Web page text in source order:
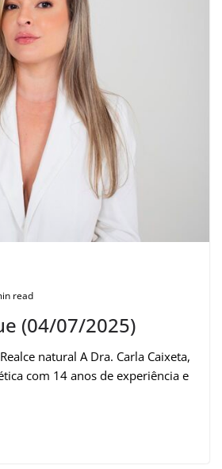
read
(04/07/2025)
natural A Dra. Carla Caixeta,
com 14 anos de experiência e